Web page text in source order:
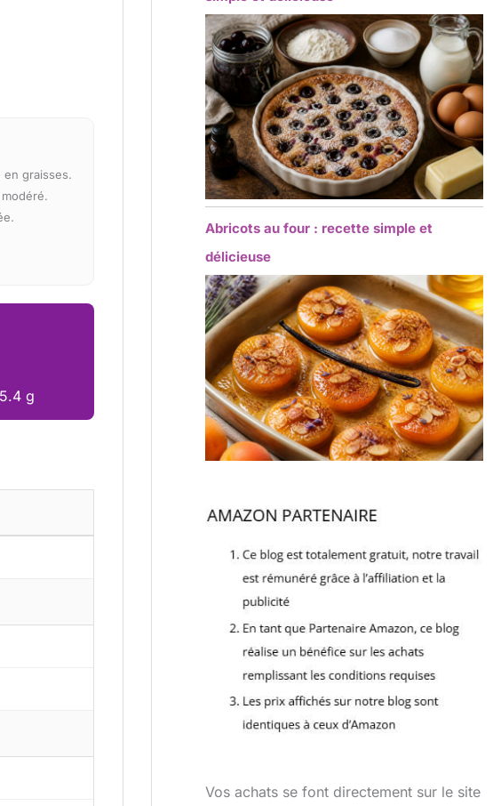
graisses.
g
Abricots au four : recette simple et
délicieuse
Vos achats se font directement sur le site